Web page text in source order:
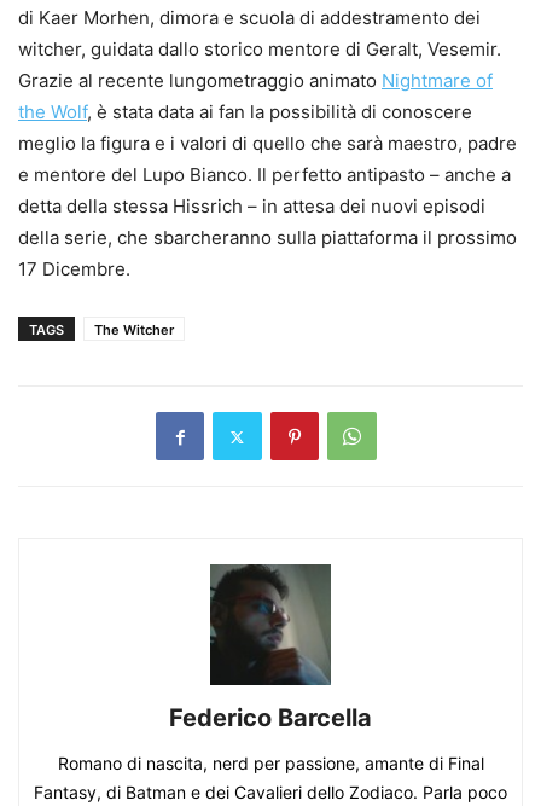
di Kaer Morhen, dimora e scuola di addestramento dei
witcher, guidata dallo storico mentore di Geralt, Vesemir.
Grazie al recente lungometraggio animato Nightmare of
the Wolf, è stata data ai fan la possibilità di conoscere
meglio la figura e i valori di quello che sarà maestro, padre
e mentore del Lupo Bianco. Il perfetto antipasto – anche a
detta della stessa Hissrich – in attesa dei nuovi episodi
della serie, che sbarcheranno sulla piattaforma il prossimo
17 Dicembre.
TAGS The Witcher
Federico Barcella
Romano di nascita, nerd per passione, amante di Final
Fantasy, di Batman e dei Cavalieri dello Zodiaco. Parla poco